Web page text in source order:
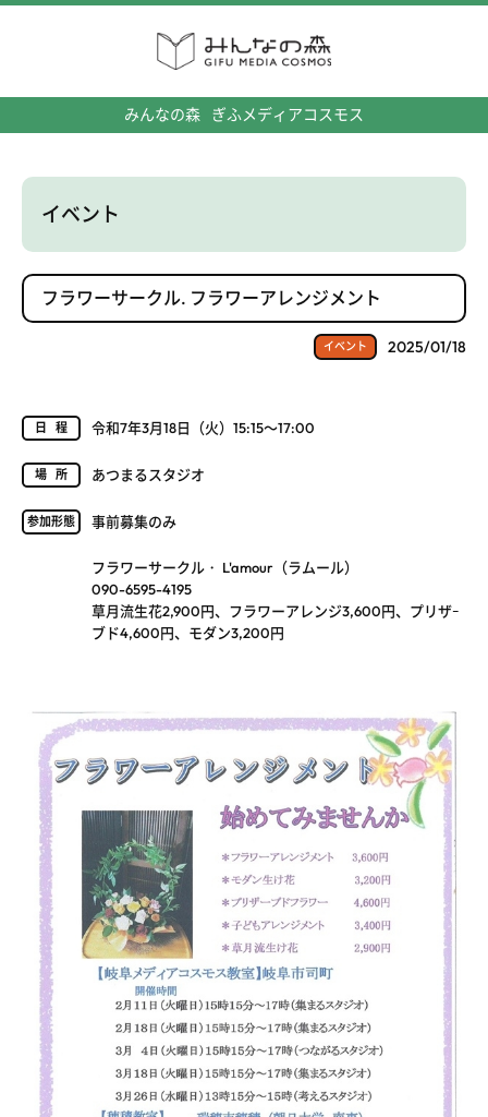
みんなの森 ぎふメディアコスモス
イベント
フラワーサークル. フラワーアレンジメント
イベント 2025/01/18
日程 令和7年3月18日（火）15:15～17:00
場所 あつまるスタジオ
参加形態 事前募集のみ
フラワーサークル・ L'amour（ラムール）
090-6595-4195
草月流生花2,900円、フラワーアレンジ3,600円、プリザｰ
ブド4,600円、モダン3,200円